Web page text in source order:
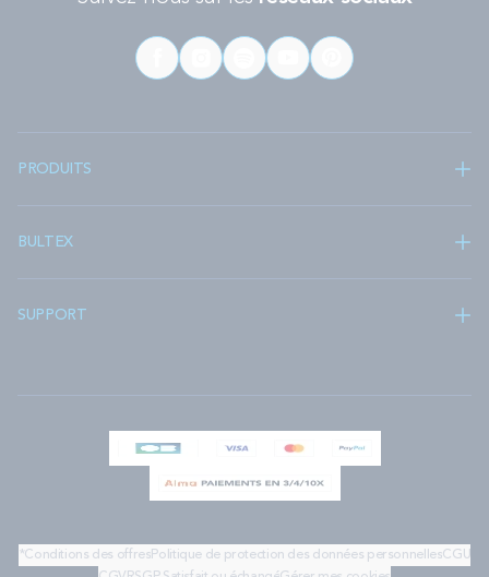
PRODUITS
BULTEX
SUPPORT
*Conditions des offresPolitique de protection des données personnellesCGU